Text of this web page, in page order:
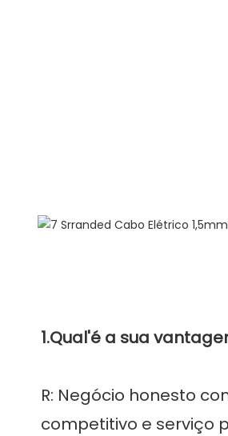
R: Negócio honesto
competitivo e serviço